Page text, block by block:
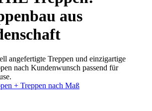
aus
angefertigte Treppen und einzigartige
nach Kundenwunsch passend für
+ Treppen nach Maß